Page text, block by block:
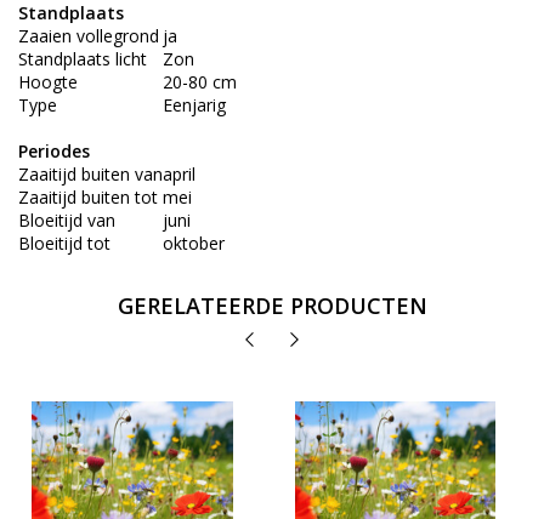
Standplaats
Zaaien vollegrond ja
Standplaats licht
Zon
Hoogte
20-80 cm
Type
Eenjarig
Periodes
Zaaitijd buiten vanapril
Zaaitijd buiten tot mei
Bloeitijd van
juni
Bloeitijd tot
oktober
GERELATEERDE PRODUCTEN